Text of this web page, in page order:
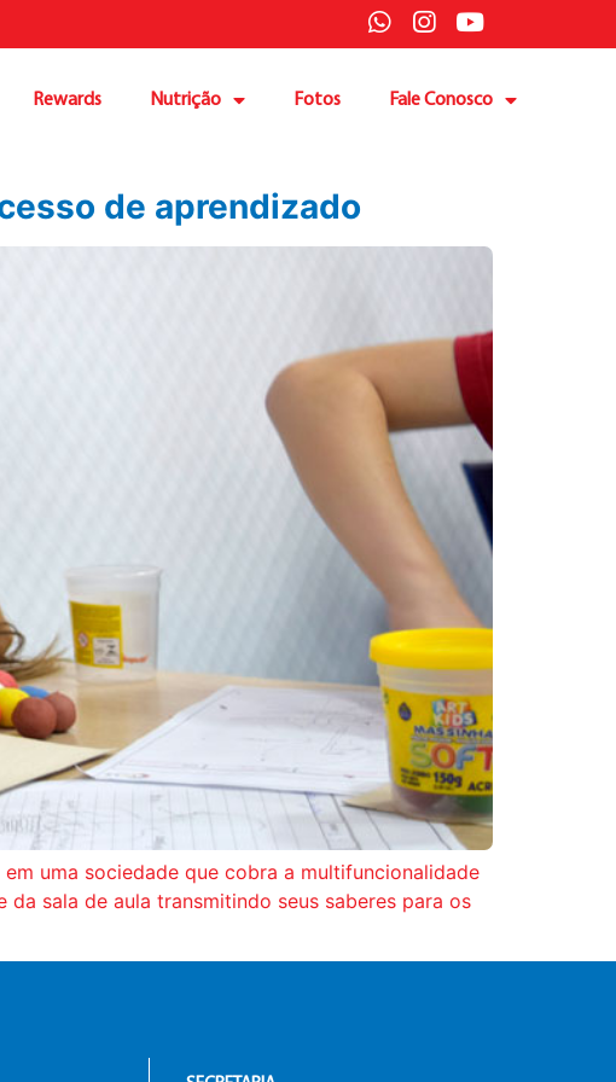
Rewards Nutrição Fotos Fale Conosco
de aprendizado
uma sociedade que cobra a multifuncionalidade
sala de aula transmitindo seus saberes para os